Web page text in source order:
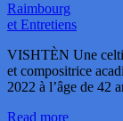
Raimbourg
et Entretiens
VISHTÈN Une
et compositrice
2022 à l’âge de 42
Read more